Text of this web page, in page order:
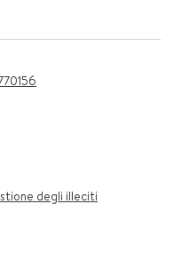
degli illeciti